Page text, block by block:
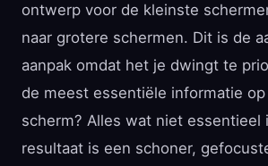
ontwerp voor de kleinste
naar grotere schermen. Dit is de
aanpak omdat het je dwingt te
de meest essentiële informatie
scherm? Alles wat niet essentieel
resultaat is een schoner,